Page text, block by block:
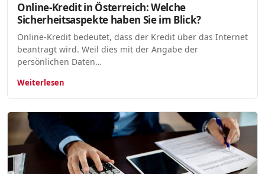
Online-Kredit in Österreich: Welche
Sicherheitsaspekte haben Sie im Blick?
Online-Kredit bedeutet, dass der Kredit über das Internet
beantragt wird. Weil dies mit der Angabe der
persönlichen Daten…
Weiterlesen